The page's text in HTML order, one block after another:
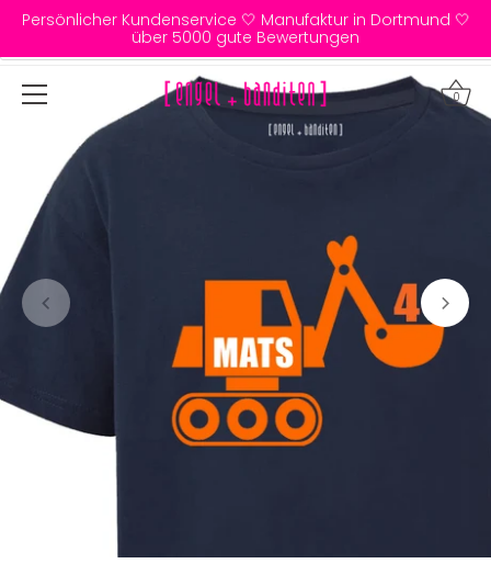
Direkt
Inhalt
Persönlicher Kundenservice 🤍 Manufaktur in Dortmund 🤍
über 5000 gute Bewertungen
0